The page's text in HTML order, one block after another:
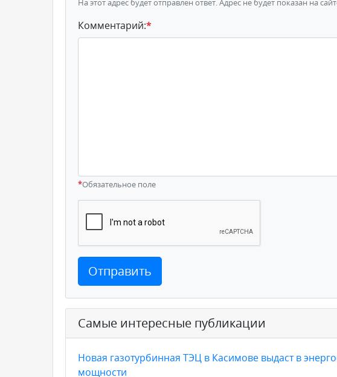
На этот адрес будет отправлен ответ. Адрес не будет показан на
Комментарий:*
*Обязательное поле
Отправить
Самые интересные публикации
Новая газотурбинная ТЭЦ в Касимове выдаст в
мощности